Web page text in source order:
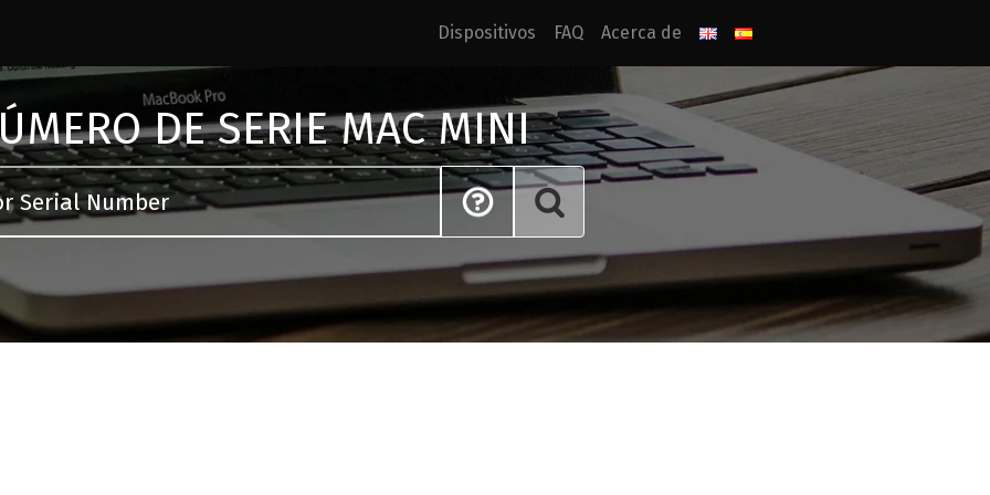
Dispositivos FAQ Acerca de
DE SERIE MAC MINI